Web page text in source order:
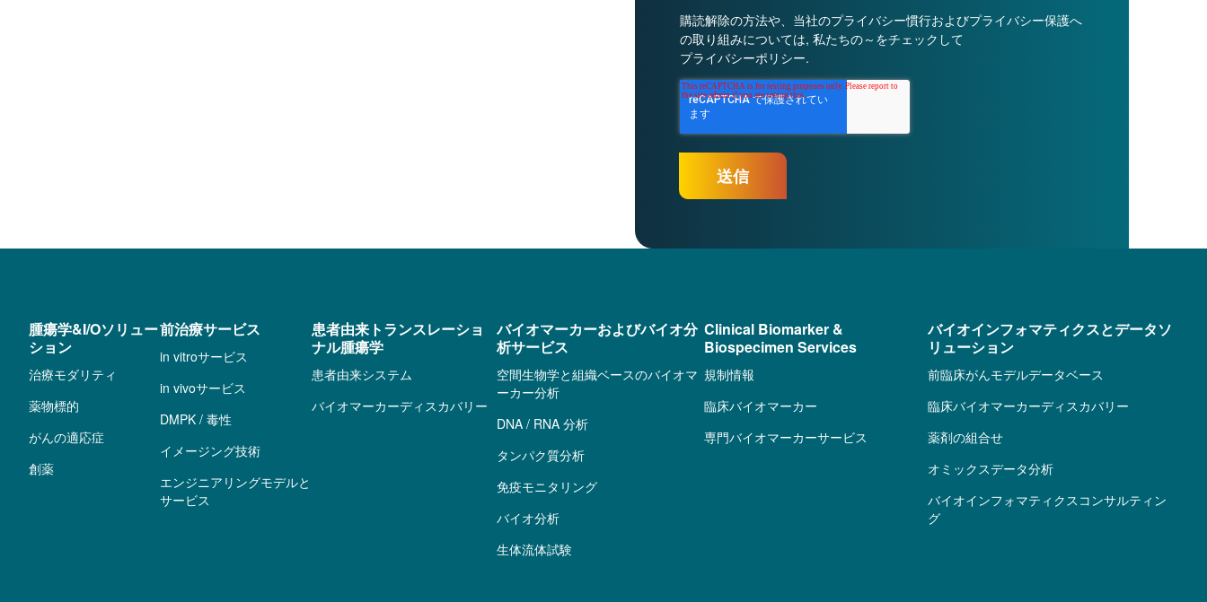
購読解除の方法や、当社のプライバシー慣行およびプライバシー保護へ
の取り組みについては, 私たちの～をチェックして
プライバシーポリシー.
腫瘍学&I/Oソリュー
ション
治療モダリティ
薬物標的
がんの適応症
創薬
前治療サービス
in vitroサービス
in vivoサービス
DMPK / 毒性
イメージング技術
エンジニアリングモデルと
サービス
患者由来トランスレーショ
ナル腫瘍学
患者由来システム
バイオマーカーディスカバリー
バイオマーカーおよびバイオ分
析サービス
空間生物学と組織ベースのバイオマ
ーカー分析
DNA / RNA 分析
タンパク質分析
免疫モニタリング
バイオ分析
生体流体試験
Clinical Biomarker &
Biospecimen Services
規制情報
臨床バイオマーカー
専門バイオマーカーサービス
バイオインフォマティクスとデータソ
リューション
前臨床がんモデルデータベース
臨床バイオマーカーディスカバリー
薬剤の組合せ
オミックスデータ分析
バイオインフォマティクスコンサルティン
グ